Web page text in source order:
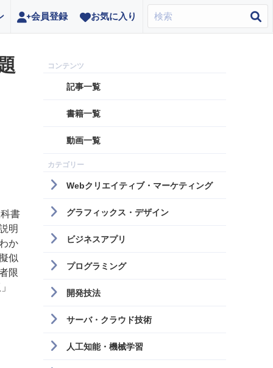
会員登録 お気に入り
書
明
か
似
限
記事一覧
書籍一覧
動画一覧
Webクリエイティブ・マーケティング
グラフィックス・デザイン
ビジネスアプリ
プログラミング
開発技法
サーバ・クラウド技術
人工知能・機械学習